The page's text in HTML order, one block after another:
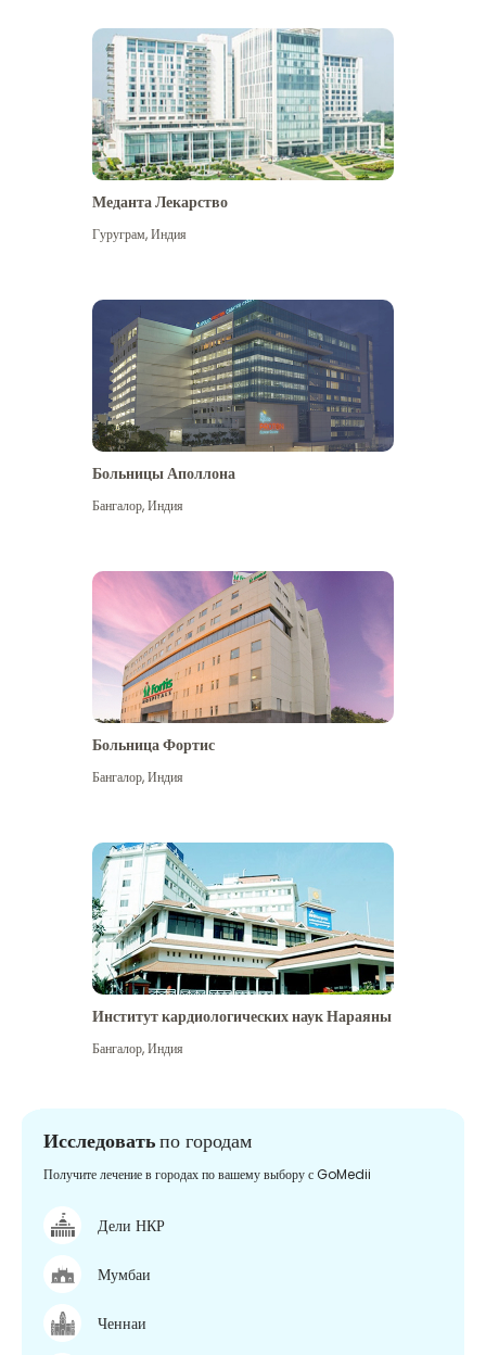
Посмотреть больше
Меданта Лекарство
Гуруграм,Индия
Больницы Аполлона
Бангалор,Индия
Больница Фортис
Бангалор,Индия
Институт кардиологических наук Нараяны
Бангалор,Индия
Исследоватьпо городам
Получите лечение в городах по вашему выбору с GoMedii
Дели НКР
Мумбаи
Ченнаи